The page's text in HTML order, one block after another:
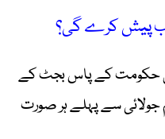
پیش کرے گی؟
حکومت کے پاس بجٹ کے
جولائی سے پہلے ہر صورت